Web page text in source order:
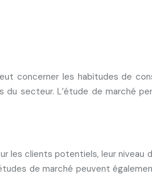
concerner les habitudes de
secteur. L’étude de marché
les clients potentiels, leur niveau
de marché peuvent